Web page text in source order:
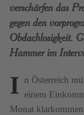
verschärfen das
gegen den
Obdachlosigkeit.
Hammer im
I n Österreich
einem
Monat